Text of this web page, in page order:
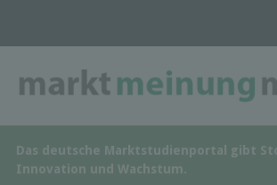
Das deutsche Marktstudienportal gibt
Innovation und Wachstum.